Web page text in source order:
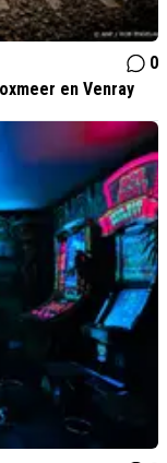
0
en Venray